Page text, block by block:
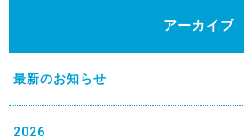
アーカイブ
最新のお知らせ
2026